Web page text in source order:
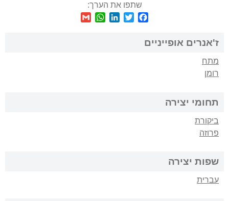
שתפו את הערך:
Facebook
Twitter
LinkedIn
WhatsApp
ז'אנרים אופייניים
מתח
רומן
תחומי יצירה
ביקורת
פרוזה
שפות יצירה
עברית